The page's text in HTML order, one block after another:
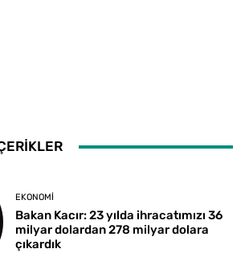
EKONOMI
Bakan Kacır: 23 yılda ihracatımızı 36
milyar dolardan 278 milyar dolara
çıkardık